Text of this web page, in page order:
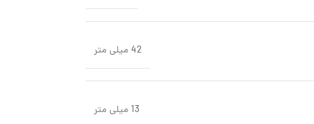
42 میلی متر
13 میلی متر